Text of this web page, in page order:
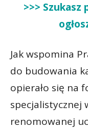
>>> Szukasz
Jak wspomina
do budowania
opierało się na
specjalistycznej
renomowanej